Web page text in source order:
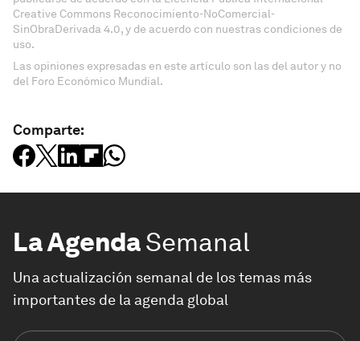
Creative Commons Reconocimiento-NoComercial-
SinObraDerivada 4.0, y de acuerdo con nuestras condiciones de
uso.
Las opiniones expresadas en este artículo son las del autor y no
del Foro Económico Mundial.
Comparte:
La AgendaSemanal
Una actualización semanal de los temas más
importantes de la agenda global